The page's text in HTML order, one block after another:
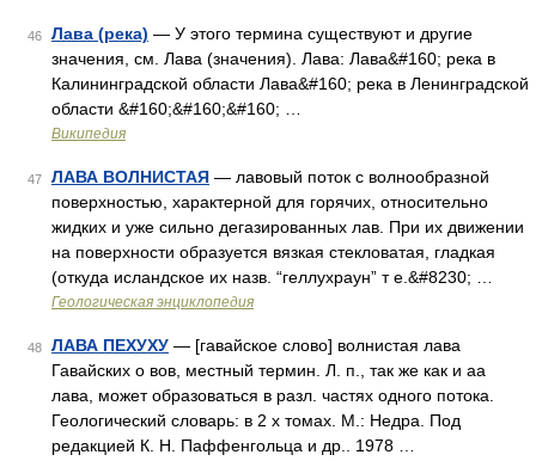
46 Лава (река) — У этого термина существуют и другие
значения, см. Лава (значения). Лава: Лава&#160; река в
Калининградской области Лава&#160; река в Ленинградской
области &#160;&#160;&#160; …
Википедия
47 ЛАВА ВОЛНИСТАЯ — лавовый поток с волнообразной
поверхностью, характерной для горячих, относительно
жидких и уже сильно дегазированных лав. При их движении
на поверхности образуется вязкая стекловатая, гладкая
(откуда исландское их назв. “геллухраун” т е.&#8230; …
Геологическая энциклопедия
48 ЛАВА ПЕХУХУ — [гавайское слово] волнистая лава
Гавайских о вов, местный термин. Л. п., так же как и аа
лава, может образоваться в разл. частях одного потока.
Геологический словарь: в 2 х томах. М.: Недра. Под
редакцией К. Н. Паффенгольца и др.. 1978 …